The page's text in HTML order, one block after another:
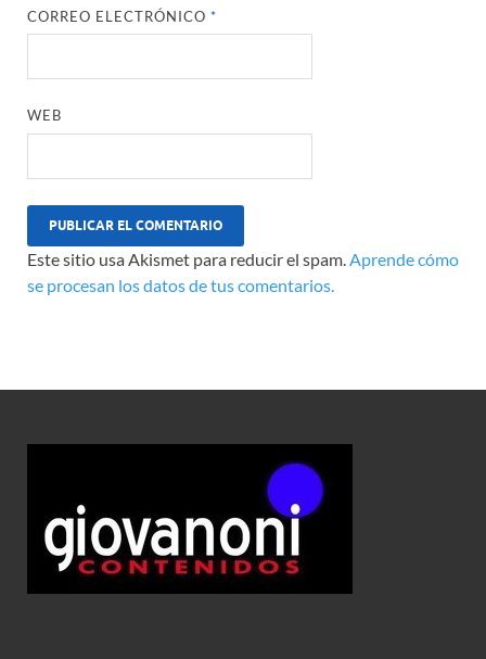
CORREO ELECTRÓNICO*
WEB
Este sitio usa Akismet para reducir el spam. Aprende cómo
se procesan los datos de tus comentarios.